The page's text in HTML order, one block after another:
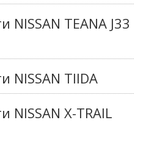
NISSAN TEANA J33
NISSAN TIIDA
NISSAN X-TRAIL